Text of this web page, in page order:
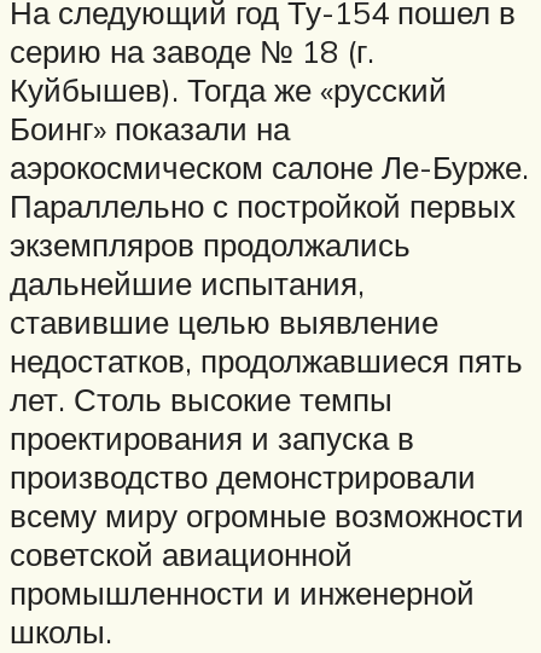
На следующий год Ту-154 пошел в
серию на заводе № 18 (г.
Куйбышев). Тогда же «русский
Боинг» показали на
аэрокосмическом салоне Ле-Бурже.
Параллельно с постройкой первых
экземпляров продолжались
дальнейшие испытания,
ставившие целью выявление
недостатков, продолжавшиеся пять
лет. Столь высокие темпы
проектирования и запуска в
производство демонстрировали
всему миру огромные возможности
советской авиационной
промышленности и инженерной
школы.